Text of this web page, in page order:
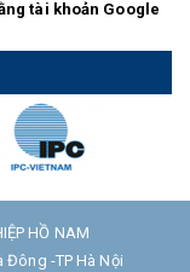
tài khoản Google
HỒ NAM
Đông -TP Hà Nội